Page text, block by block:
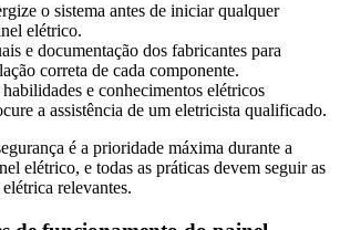
o sistema antes de iniciar qualquer
elétrico.
e documentação dos fabricantes para
correta de cada componente.
e conhecimentos elétricos
a assistência de um eletricista qualificado.
é a prioridade máxima durante a
elétrico, e todas as práticas devem seguir as
relevantes.